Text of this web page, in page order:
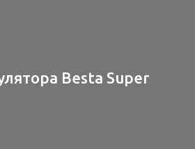
Besta Super